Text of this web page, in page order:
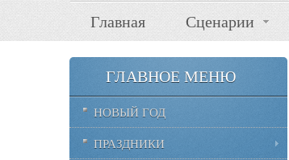
Главная Сценарии
ГЛАВНОЕ МЕНЮ
НОВЫЙ ГОД
ПРАЗДНИКИ